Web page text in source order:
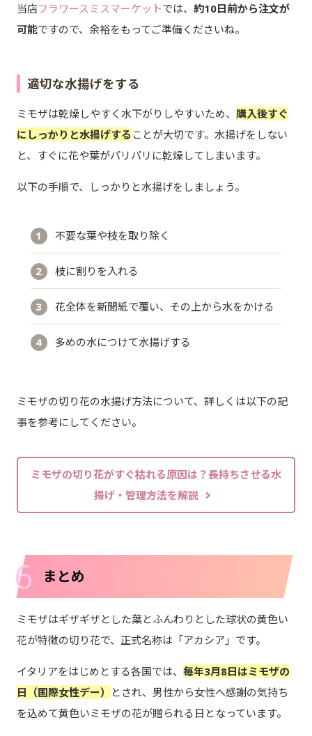
当店フラワースミスマーケットでは、 約10日前から注文が
可能ですので、余裕をもってご準備くださいね。
適切な水揚げをする
ミモザは乾燥しやすく水下がりしやすいため、 購入後すぐ
にしっかりと水揚げする ことが大切です。水揚げをしない
と、すぐに花や葉がパリパリに乾燥してしまいます。
以下の手順で、しっかりと水揚げをしましょう。
不要な葉や枝を取り除く
枝に割りを入れる
花全体を新聞紙で覆い、その上から水をかける
多めの水につけて水揚げする
ミモザの切り花の水揚げ方法について、詳しくは以下の記
事を参考にしてください。
ミモザの切り花がすぐ枯れる原因は？長持ちさせる水
揚げ・管理方法を解説
6 まとめ
ミモザはギザギザとした葉とふんわりとした球状の黄色い
花が特徴の切り花で、正式名称は「アカシア」です。
イタリアをはじめとする各国では、 毎年3月8日はミモザの
日（国際女性デー）
とされ、男性から女性へ感謝の気持ち
を込めて黄色いミモザの花が贈られる日となっています。